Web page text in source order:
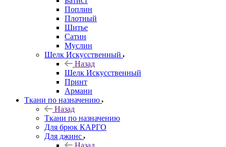
Поплин
Плотный
Шитье
Сатин
Муслин
Шелк Искусственный
Назад
Шелк Искусственный
Принт
Армани
Ткани по назначению
Назад
Ткани по назначению
Для брюк КАРГО
Для джинс
Назад